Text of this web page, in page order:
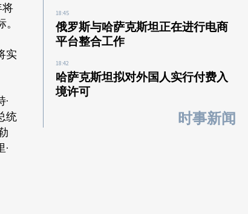
实
统
18:45
俄罗斯与哈萨克斯坦正在进行电商
平台整合工作
18:42
哈萨克斯坦拟对外国人实行付费入
境许可
时事新闻